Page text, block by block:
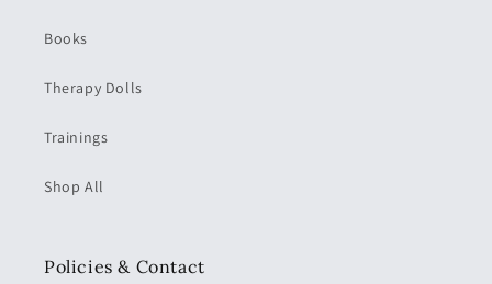
Books
Therapy Dolls
Trainings
Shop All
Policies & Contact